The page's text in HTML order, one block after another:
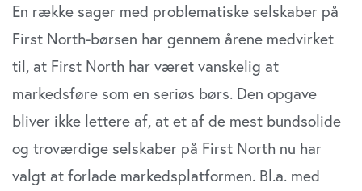
En række sager med problematiske selskaber på
First North-børsen har gennem årene medvirket
til, at First North har været vanskelig at
markedsføre som en seriøs børs. Den opgave
bliver ikke lettere af, at et af de mest bundsolide
og troværdige selskaber på First North nu har
valgt at forlade markedsplatformen. Bl.a. med